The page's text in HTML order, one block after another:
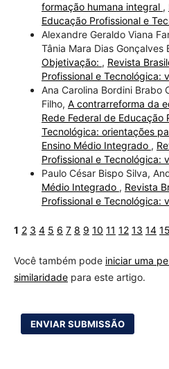
formação humana integral ,
Educação Profissional e
Alexandre Geraldo Viana
Tânia Mara Dias Gonçalves
Objetivação: , Revista
Profissional e Tecnológica:
Ana Carolina Bordini Brabo
Filho, A contrarreforma da
Rede Federal de Educação
Tecnológica: orientações
Ensino Médio Integrado ,
Profissional e Tecnológica:
Paulo César Bispo Silva,
Médio Integrado , Revista
Profissional e Tecnológica:
1 2 3 4 5 6 7 8 9 10 11 12 13 14 15
Você também pode iniciar uma
similaridadepara este artigo.
ENVIAR SUBMISSÃO